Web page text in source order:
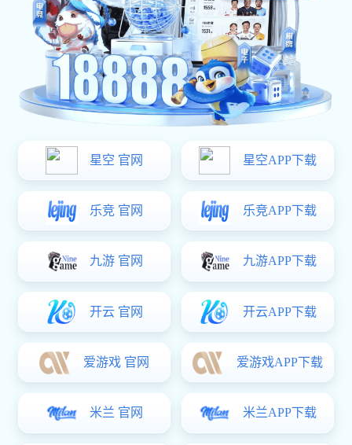
搜 索
登录- 注册- 购物车 订单管理